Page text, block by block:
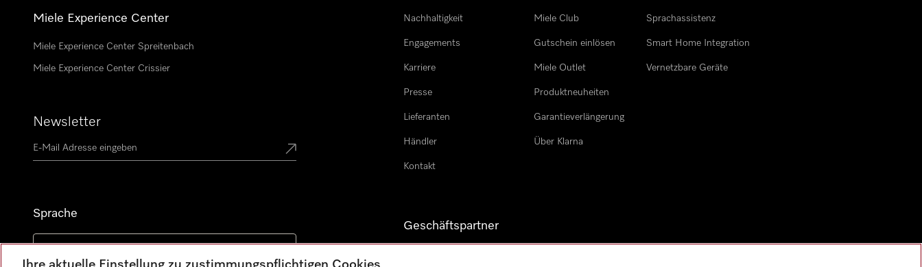
Miele Experience Center
Miele Experience Center Spreitenbach
Miele Experience Center Crissier
Newsletter
Sprache
Nachhaltigkeit
Engagements
Karriere
Presse
Lieferanten
Händler
Kontakt
Miele Club
Gutschein einlösen
Miele Outlet
Produktneuheiten
Garantieverlängerung
Über Klarna
Sprachassistenz
Smart Home Integration
Vernetzbare Geräte
Geschäftspartner